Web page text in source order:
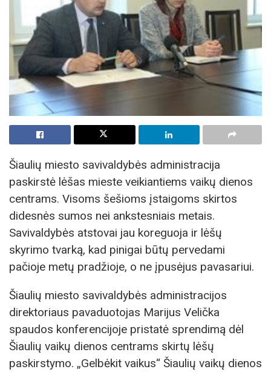
Šiaulių miesto savivaldybės administracija
paskirstė lėšas mieste veikiantiems vaikų dienos
centrams. Visoms šešioms įstaigoms skirtos
didesnės sumos nei ankstesniais metais.
Savivaldybės atstovai jau koreguoja ir lėšų
skyrimo tvarką, kad pinigai būtų pervedami
pačioje metų pradžioje, o ne įpusėjus pavasariui.
Šiaulių miesto savivaldybės administracijos
direktoriaus pavaduotojas Marijus Velička
spaudos konferencijoje pristatė sprendimą dėl
Šiaulių vaikų dienos centrams skirtų lėšų
paskirstymo. „Gelbėkit vaikus“ Šiaulių vaikų dienos